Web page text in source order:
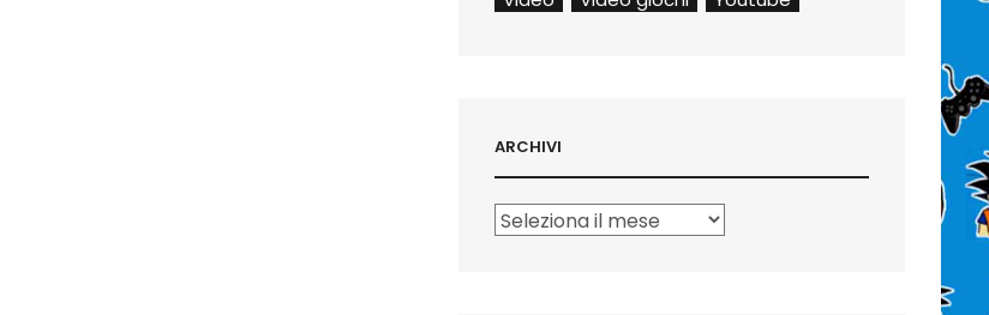
ARCHIVI
Archivi